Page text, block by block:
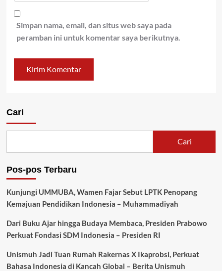
Simpan nama, email, dan situs web saya pada
peramban ini untuk komentar saya berikutnya.
Cari
Cari
Pos-pos Terbaru
Kunjungi UMMUBA, Wamen Fajar Sebut LPTK Penopang
Kemajuan Pendidikan Indonesia – Muhammadiyah
Dari Buku Ajar hingga Budaya Membaca, Presiden Prabowo
Perkuat Fondasi SDM Indonesia – Presiden RI
Unismuh Jadi Tuan Rumah Rakernas X Ikaprobsi, Perkuat
Bahasa Indonesia di Kancah Global – Berita Unismuh